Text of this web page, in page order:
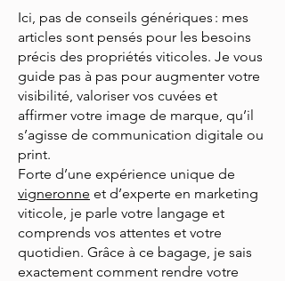
Ici, pas de conseils génériques : mes
articles sont pensés pour les besoins
précis des propriétés viticoles. Je vous
guide pas à pas pour augmenter votre
visibilité, valoriser vos cuvées et
affirmer votre image de marque, qu’il
s’agisse de communication digitale ou
print.
Forte d’une expérience unique de
vigneronne et d’experte en marketing
viticole, je parle votre langage et
comprends vos attentes et votre
quotidien. Grâce à ce bagage, je sais
exactement comment rendre votre